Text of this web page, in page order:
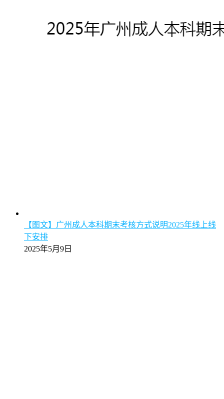
【图文】广州成人本科期末考核方式说明2025年线上线
下安排
2025年5月9日